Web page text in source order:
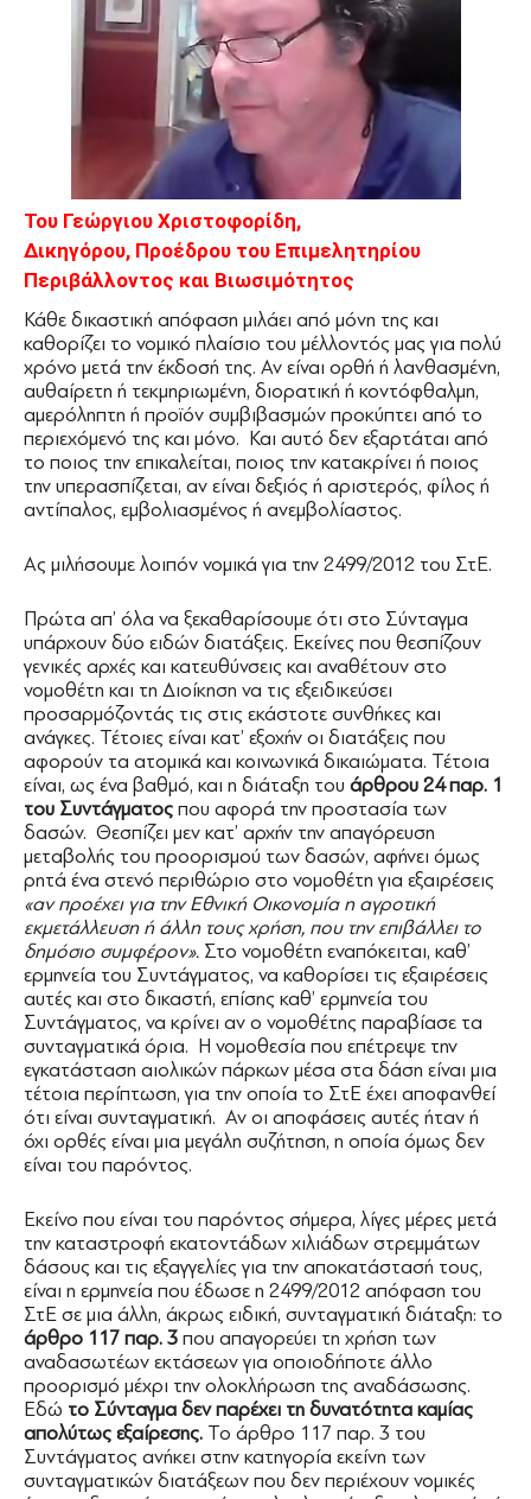
Του Γεώργιου Χριστοφορίδη,
Δικηγόρου, Προέδρου του Επιμελητηρίου
Περιβάλλοντος και Βιωσιμότητος
Κάθε δικαστική απόφαση μιλάει από μόνη της και
καθορίζει το νομικό πλαίσιο του μέλλοντός μας για πολύ
χρόνο μετά την έκδοσή της. Αν είναι ορθή ή λανθασμένη,
αυθαίρετη ή τεκμηριωμένη, διορατική ή κοντόφθαλμη,
αμερόληπτη ή προϊόν συμβιβασμών προκύπτει από το
περιεχόμενό της και μόνο. Και αυτό δεν εξαρτάται από
το ποιος την επικαλείται, ποιος την κατακρίνει ή ποιος
την υπερασπίζεται, αν είναι δεξιός ή αριστερός, φίλος ή
αντίπαλος, εμβολιασμένος ή ανεμβολίαστος.
Ας μιλήσουμε λοιπόν νομικά για την 2499/2012 του ΣτΕ.
Πρώτα απ’ όλα να ξεκαθαρίσουμε ότι στο Σύνταγμα
υπάρχουν δύο ειδών διατάξεις. Εκείνες που θεσπίζουν
γενικές αρχές και κατευθύνσεις και αναθέτουν στο
νομοθέτη και τη Διοίκηση να τις εξειδικεύσει
προσαρμόζοντάς τις στις εκάστοτε συνθήκες και
ανάγκες. Τέτοιες είναι κατ’ εξοχήν οι διατάξεις που
αφορούν τα ατομικά και κοινωνικά δικαιώματα. Τέτοια
είναι, ως ένα βαθμό, και η διάταξη του άρθρου 24 παρ. 1
του Συντάγματος που αφορά την προστασία των
δασών. Θεσπίζει μεν κατ’ αρχήν την απαγόρευση
μεταβολής του προορισμού των δασών, αφήνει όμως
ρητά ένα στενό περιθώριο στο νομοθέτη για εξαιρέσεις
«αν προέχει για την Εθνική Οικονομία η αγροτική
εκμετάλλευση ή άλλη τους χρήση, που την επιβάλλει το
δημόσιο συμφέρον». Στο νομοθέτη εναπόκειται, καθ’
ερμηνεία του Συντάγματος, να καθορίσει τις εξαιρέσεις
αυτές και στο δικαστή, επίσης καθ’ ερμηνεία του
Συντάγματος, να κρίνει αν ο νομοθέτης παραβίασε τα
συνταγματικά όρια. Η νομοθεσία που επέτρεψε την
εγκατάσταση αιολικών πάρκων μέσα στα δάση είναι μια
τέτοια περίπτωση, για την οποία το ΣτΕ έχει αποφανθεί
ότι είναι συνταγματική. Αν οι αποφάσεις αυτές ήταν ή
όχι ορθές είναι μια μεγάλη συζήτηση, η οποία όμως δεν
είναι του παρόντος.
Εκείνο που είναι του παρόντος σήμερα, λίγες μέρες μετά
την καταστροφή εκατοντάδων χιλιάδων στρεμμάτων
δάσους και τις εξαγγελίες για την αποκατάστασή τους,
είναι η ερμηνεία που έδωσε η 2499/2012 απόφαση του
ΣτΕ σε μια άλλη, άκρως ειδική, συνταγματική διάταξη: το
άρθρο 117 παρ. 3 που απαγορεύει τη χρήση των
αναδασωτέων εκτάσεων για οποιοδήποτε άλλο
προορισμό μέχρι την ολοκλήρωση της αναδάσωσης.
Εδώ το Σύνταγμα δεν παρέχει τη δυνατότητα καμίας
απολύτως εξαίρεσης. Το άρθρο 117 παρ. 3 του
Συντάγματος ανήκει στην κατηγορία εκείνη των
συνταγματικών διατάξεων που δεν περιέχουν νομικές